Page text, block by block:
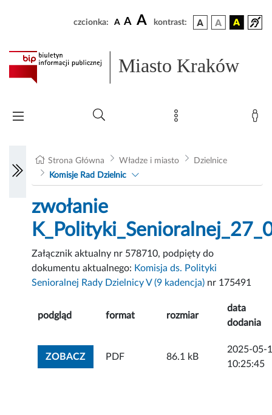
czcionka: A A A kontrast:
Miasto Kraków
Strona Główna Władze i miasto
Dzielnice
Komisje Rad Dzielnic
zwołanie
Załącznik aktualny nr 578710, podpięty do
dokumentu aktualnego: Komisja ds. Polityki
Senioralnej Rady Dzielnicy V (9 kadencja) nr 175491
podgląd format rozmiar
data
dodania
ZOBACZZOBACZ ZAŁĄCZNIK
PDF 86.1 kB
2025-05-
10:25:45